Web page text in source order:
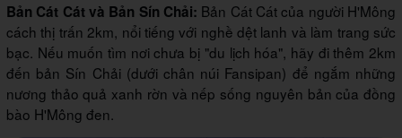
Bản Cát Cát và Bản Sín Chải: Bản Cát Cát của người H'Mông
cách thị trấn 2km, nổi tiếng với nghề dệt lanh và làm trang sức
bạc. Nếu muốn tìm nơi chưa bị "du lịch hóa", hãy đi thêm 2km
đến bản Sín Chải (dưới chân núi Fansipan) để ngắm những
nương thảo quả xanh rờn và nếp sống nguyên bản của đồng
bào H'Mông đen.